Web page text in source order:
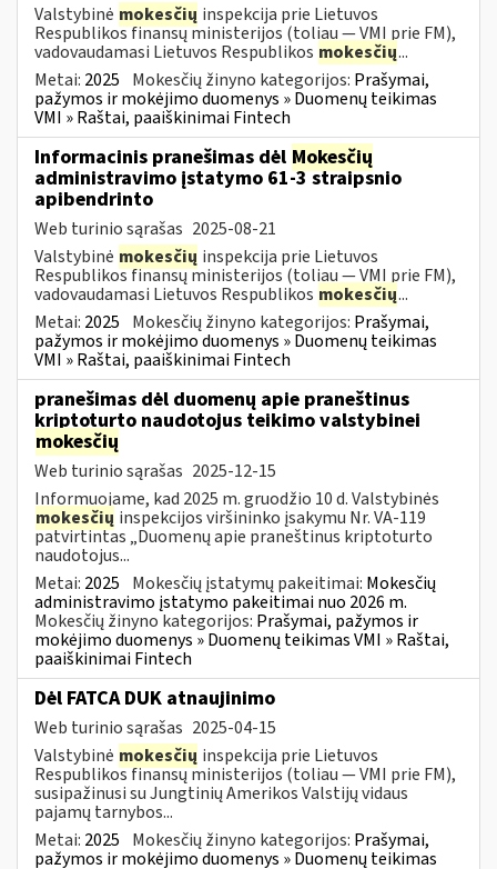
Valstybinė mokesčių inspekcija prie Lietuvos
Respublikos finansų ministerijos (toliau — VMI prie FM),
vadovaudamasi Lietuvos Respublikos mokesčių...
Metai: 2025 Mokesčių žinyno kategorijos: Prašymai,
pažymos ir mokėjimo duomenys » Duomenų teikimas
VMI » Raštai, paaiškinimai Fintech
Informacinis pranešimas dėl Mokesčių
administravimo įstatymo 61-3 straipsnio
apibendrinto
Web turinio sąrašas 2025-08-21
Valstybinė mokesčių inspekcija prie Lietuvos
Respublikos finansų ministerijos (toliau — VMI prie FM),
vadovaudamasi Lietuvos Respublikos mokesčių...
Metai: 2025 Mokesčių žinyno kategorijos: Prašymai,
pažymos ir mokėjimo duomenys » Duomenų teikimas
VMI » Raštai, paaiškinimai Fintech
pranešimas dėl duomenų apie praneštinus
kriptoturto naudotojus teikimo valstybinei
mokesčių
Web turinio sąrašas 2025-12-15
Informuojame, kad 2025 m. gruodžio 10 d. Valstybinės
mokesčių inspekcijos viršininko įsakymu Nr. VA-119
patvirtintas „Duomenų apie praneštinus kriptoturto
naudotojus...
Metai: 2025 Mokesčių įstatymų pakeitimai: Mokesčių
administravimo įstatymo pakeitimai nuo 2026 m.
Mokesčių žinyno kategorijos: Prašymai, pažymos ir
mokėjimo duomenys » Duomenų teikimas VMI » Raštai,
paaiškinimai Fintech
Dėl FATCA DUK atnaujinimo
Web turinio sąrašas 2025-04-15
Valstybinė mokesčių inspekcija prie Lietuvos
Respublikos finansų ministerijos (toliau — VMI prie FM),
susipažinusi su Jungtinių Amerikos Valstijų vidaus
pajamų tarnybos...
Metai: 2025 Mokesčių žinyno kategorijos: Prašymai,
pažymos ir mokėjimo duomenys » Duomenų teikimas